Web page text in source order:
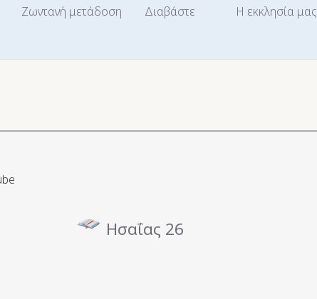
Ζωντανή μετάδοση Διαβάστε Η εκκλησία μας
Ησαΐας 26